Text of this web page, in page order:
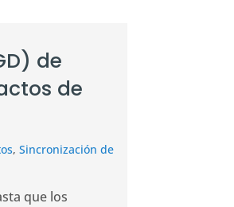
de
de
,Sincronización de
que los